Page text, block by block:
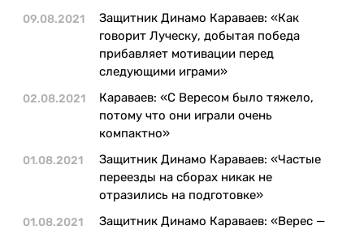
09.08.2021
Защитник Динамо Караваев: «Как
говорит Луческу, добытая победа
прибавляет мотивации перед
следующими играми»
02.08.2021
Караваев: «С Вересом было тяжело,
потому что они играли очень
компактно»
01.08.2021
Защитник Динамо Караваев: «Частые
переезды на сборах никак не
отразились на подготовке»
01.08.2021
Защитник Динамо Караваев: «Верес —